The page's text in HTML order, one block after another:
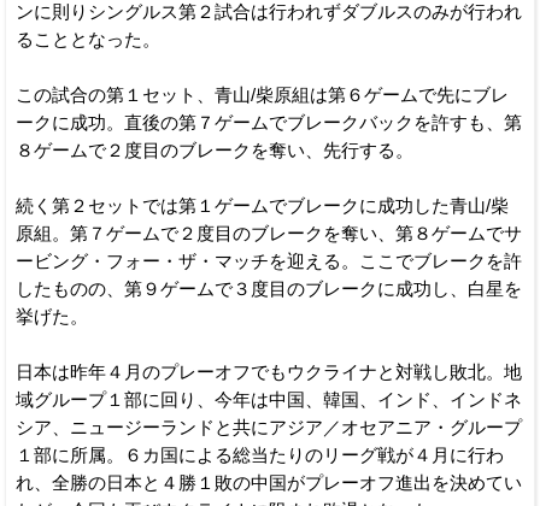
ンに則りシングルス第２試合は行われずダブルスのみが行われ
ることとなった。
この試合の第１セット、青山/柴原組は第６ゲームで先にブレ
ークに成功。直後の第７ゲームでブレークバックを許すも、第
８ゲームで２度目のブレークを奪い、先行する。
続く第２セットでは第１ゲームでブレークに成功した青山/柴
原組。第７ゲームで２度目のブレークを奪い、第８ゲームでサ
ービング・フォー・ザ・マッチを迎える。ここでブレークを許
したものの、第９ゲームで３度目のブレークに成功し、白星を
挙げた。
日本は昨年４月のプレーオフでもウクライナと対戦し敗北。地
域グループ１部に回り、今年は中国、韓国、インド、インドネ
シア、ニュージーランドと共にアジア／オセアニア・グループ
１部に所属。６カ国による総当たりのリーグ戦が４月に行わ
れ、全勝の日本と４勝１敗の中国がプレーオフ進出を決めてい